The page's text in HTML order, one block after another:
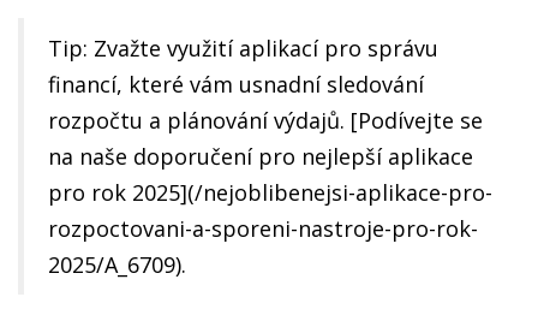
Tip: Zvažte využití aplikací pro správu
financí, které vám usnadní sledování
rozpočtu a plánování výdajů. [Podívejte se
na naše doporučení pro nejlepší aplikace
pro rok 2025](/nejoblibenejsi-aplikace-pro-
rozpoctovani-a-sporeni-nastroje-pro-rok-
2025/A_6709).